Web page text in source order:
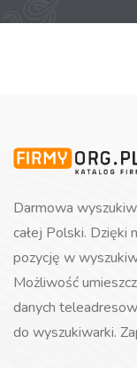
Darmowa
całej Polski. Dzięki
pozycję w
Możliwość
danych
do wyszukiwarki.